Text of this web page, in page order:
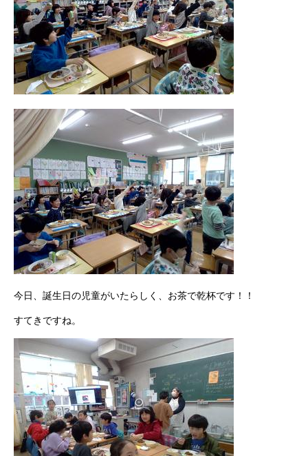
今日、誕生日の児童がいたらしく、お茶で乾杯です！！
すてきですね。